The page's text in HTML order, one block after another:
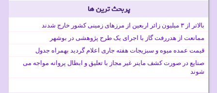
پربحث ترین ها
بالاتر از ۳ میلیون زائر اربعین از مرزهای زمینی کشور خارج شدند
ممانعت از هدررفت گاز با اجرای یک طرح پژوهشی در بوشهر
قیمت عمده میوه و سبزیجات هفته جاری اعلام گردید بهمراه جدول
صنایع در صورت کشف ماینر غیر مجاز با تعلیق و ابطال پروانه مواجه می
شوند